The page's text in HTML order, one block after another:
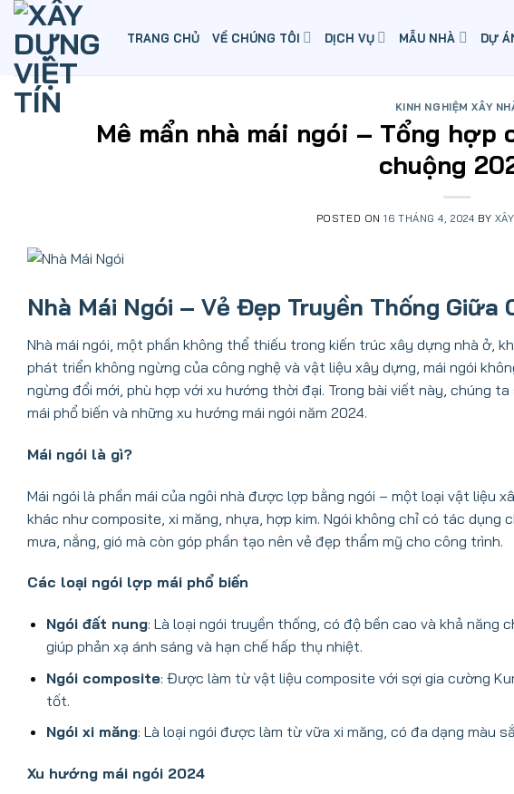
Skip
content
TRANG CHỦ VỀ CHÚNG TÔI DỊCH VỤ MẪU NHÀ DỰ
KINH NGHIỆM XÂY
Mê mẩn nhà mái ngói – Tổng
chuộng
POSTED ON16 THÁNG 4, 2024 BY
Nhà Mái Ngói – Vẻ Đẹp Truyền Thống Giữa
Nhà mái ngói, một phần không thể thiếu trong kiến trúc xây dựng nhà ở,
phát triển không ngừng của công nghệ và vật liệu xây dựng, mái ngói
ngừng đổi mới, phù hợp với xu hướng thời đại. Trong bài viết này, chúng
mái phổ biến và những xu hướng mái ngói năm 2024.
Mái ngói là gì?
Mái ngói là phần mái của ngôi nhà được lợp bằng ngói – một loại vật
khác như composite, xi măng, nhựa, hợp kim. Ngói không chỉ có tác
mưa, nắng, gió mà còn góp phần tạo nên vẻ đẹp thẩm mỹ cho công trình.
Các loại ngói lợp mái phổ biến
Ngói đất nung: Là loại ngói truyền thống, có độ bền cao và khả
giúp phản xạ ánh sáng và hạn chế hấp thụ nhiệt.
Ngói composite: Được làm từ vật liệu composite với sợi gia cường
tốt.
Ngói xi măng: Là loại ngói được làm từ vữa xi măng, có đa dạng màu
Xu hướng mái ngói 2024